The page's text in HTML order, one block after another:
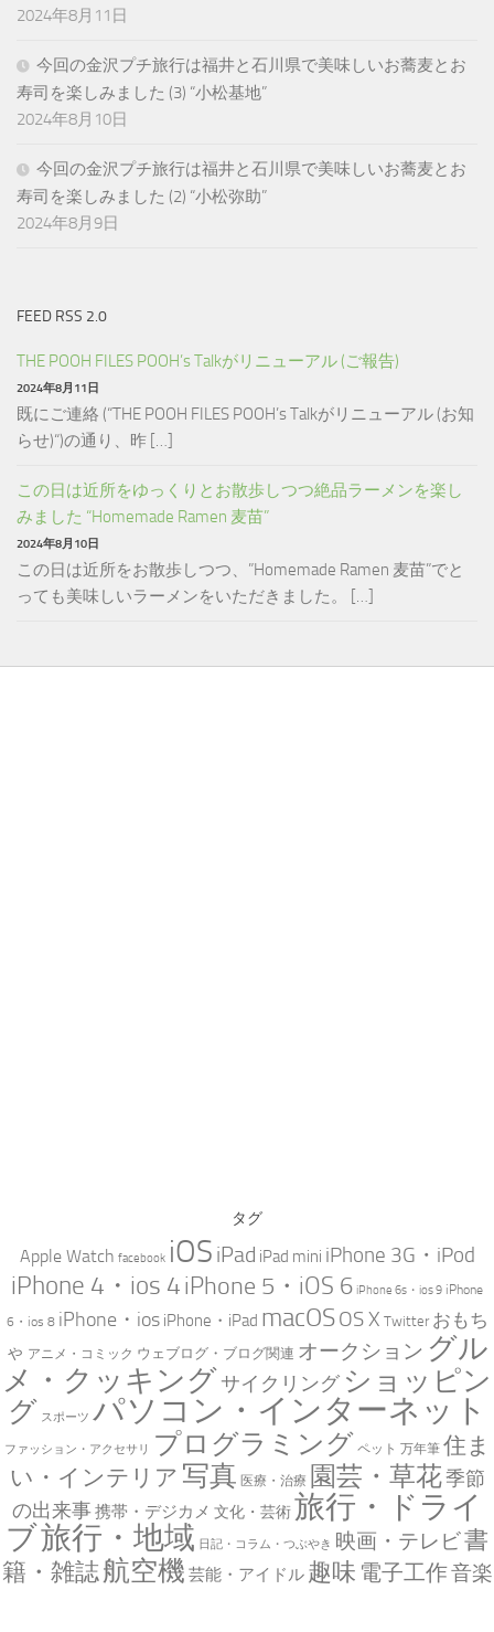
2024年8月11日
今回の金沢プチ旅行は福井と石川県で美味しいお蕎麦とお
寿司を楽しみました (3) “小松基地”
2024年8月10日
今回の金沢プチ旅行は福井と石川県で美味しいお蕎麦とお
寿司を楽しみました (2) “小松弥助”
2024年8月9日
FEED RSS 2.0
THE POOH FILES POOH’s Talkがリニューアル (ご報告)
2024年8月11日
既にご連絡 (“THE POOH FILES POOH’s Talkがリニューアル (お知
らせ)“)の通り、昨 […]
この日は近所をゆっくりとお散歩しつつ絶品ラーメンを楽し
みました “Homemade Ramen 麦苗”
2024年8月10日
この日は近所をお散歩しつつ、”Homemade Ramen 麦苗”でと
っても美味しいラーメンをいただきました。 […]
タグ
Apple Watch facebook iOS iPad iPad mini iPhone 3G・iPod
iPhone 4・ios 4iPhone 5・iOS 6 iPhone 6s・ios 9 iPhone
6・ios 8 iPhone・ios iPhone・iPad macOS OS X Twitter おもち
ゃ アニメ・コミック ウェブログ・ブログ関連 オークション グル
メ・クッキングサイクリング ショッピン
グ スポーツ パソコン・インターネット
ファッション・アクセサリ プログラミング ペット 万年筆 住ま
い・インテリア 写真 医療・治療 園芸・草花季節
の出来事携帯・デジカメ 文化・芸術 旅行・ドライ
ブ旅行・地域 日記・コラム・つぶやき 映画・テレビ書
籍・雑誌航空機 芸能・アイドル 趣味 電子工作音楽